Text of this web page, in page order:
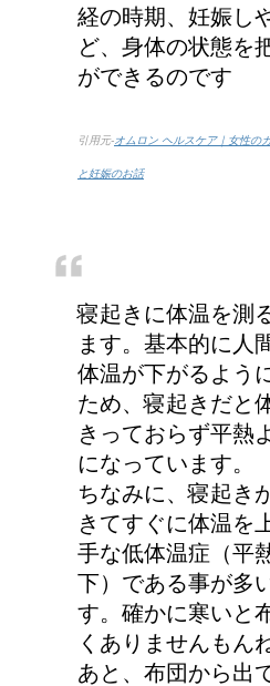
労災保
の？
車に子
合は普
ゴン？
経の時期、妊娠し
ど、身体の状態を
ができるのです
引用元-オムロン ヘルスケア｜女性の
と妊娠のお話
寝起きに体温を測
ます。基本的に人
体温が下がるよう
ため、寝起きだと
きっておらず平熱
になっています。
ちなみに、寝起き
きてすぐに体温を
手な低体温症（平
下）である事が多
す。確かに寒いと
くありませんもん
あと、布団から出